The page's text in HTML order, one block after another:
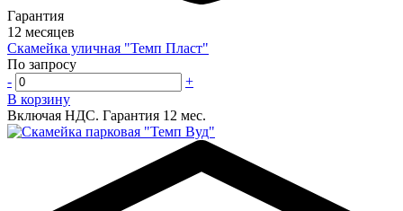
Гарантия
12 месяцев
Скамейка уличная "Темп Пласт"
По запросу
-
+
В корзину
Включая НДС. Гарантия 12 мес.